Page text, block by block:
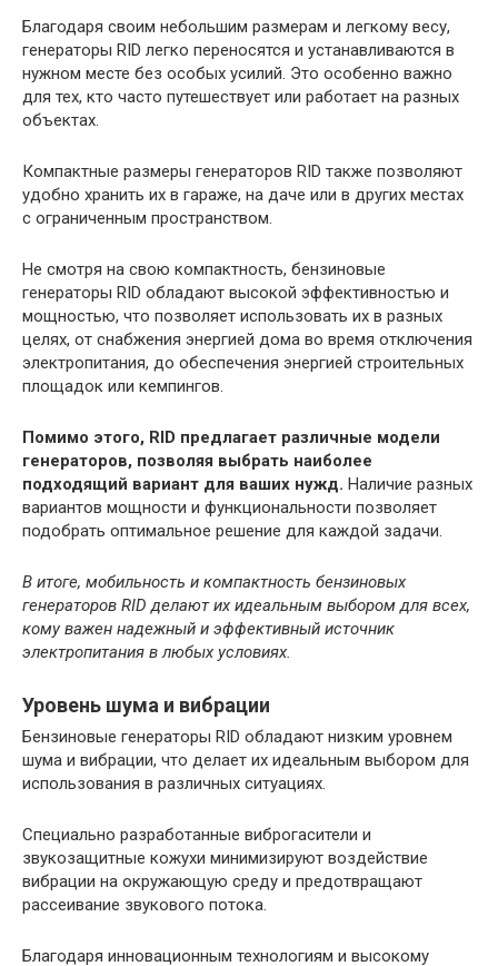
Благодаря своим небольшим размерам и легкому весу,
генераторы RID легко переносятся и устанавливаются в
нужном месте без особых усилий. Это особенно важно
для тех, кто часто путешествует или работает на разных
объектах.
Компактные размеры генераторов RID также позволяют
удобно хранить их в гараже, на даче или в других местах
с ограниченным пространством.
Не смотря на свою компактность, бензиновые
генераторы RID обладают высокой эффективностью и
мощностью, что позволяет использовать их в разных
целях, от снабжения энергией дома во время отключения
электропитания, до обеспечения энергией строительных
площадок или кемпингов.
Помимо этого, RID предлагает различные модели
генераторов, позволяя выбрать наиболее
подходящий вариант для ваших нужд. Наличие разных
вариантов мощности и функциональности позволяет
подобрать оптимальное решение для каждой задачи.
В итоге, мобильность и компактность бензиновых
генераторов RID делают их идеальным выбором для всех,
кому важен надежный и эффективный источник
электропитания в любых условиях.
Уровень шума и вибрации
Бензиновые генераторы RID обладают низким уровнем
шума и вибрации, что делает их идеальным выбором для
использования в различных ситуациях.
Специально разработанные виброгасители и
звукозащитные кожухи минимизируют воздействие
вибрации на окружающую среду и предотвращают
рассеивание звукового потока.
Благодаря инновационным технологиям и высокому